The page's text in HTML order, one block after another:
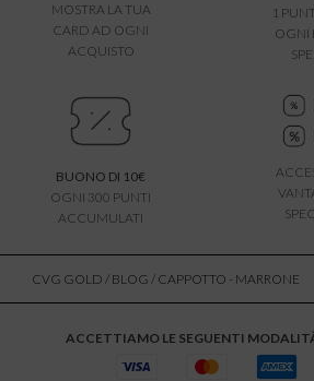
MOSTRA LA TUA
CARD AD OGNI
ACQUISTO
1
OGNI
BUONO DI 10€
OGNI 300 PUNTI
ACCUMULATI
CVG GOLD / BLOG / CAPPOTTO - MARRONE
ACCETTIAMO LE SEGUENTI